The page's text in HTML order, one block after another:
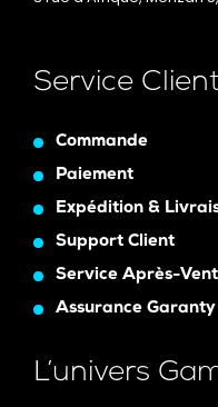
Service
Commande
Paiement
Expédition &
Support Client
Service Après-
Assurance Garanty
L’univers